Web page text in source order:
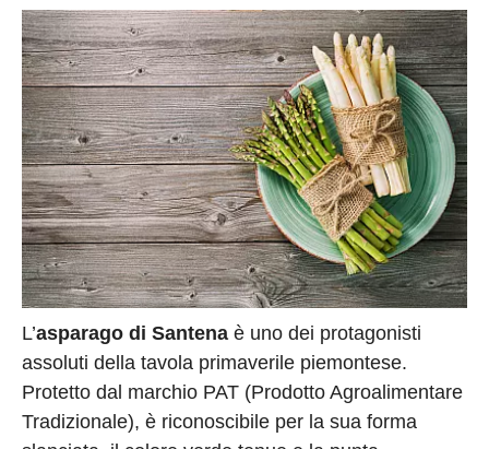
L’asparago di Santena è uno dei protagonisti
assoluti della tavola primaverile piemontese.
Protetto dal marchio PAT (Prodotto Agroalimentare
Tradizionale), è riconoscibile per la sua forma